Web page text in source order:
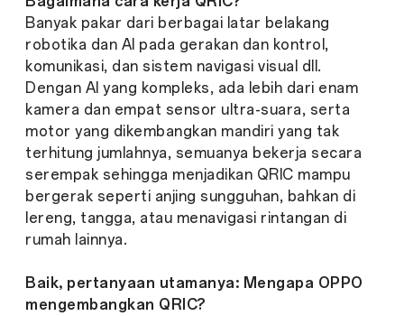
Banyak pakar dari berbagai latar belakang
robotika dan AI pada gerakan dan kontrol,
komunikasi, dan sistem navigasi visual dll.
Dengan AI yang kompleks, ada lebih dari enam
kamera dan empat sensor ultra-suara, serta
motor yang dikembangkan mandiri yang tak
terhitung jumlahnya, semuanya bekerja secara
serempak sehingga menjadikan QRIC mampu
bergerak seperti anjing sungguhan, bahkan di
lereng, tangga, atau menavigasi rintangan di
rumah lainnya.
Baik, pertanyaan utamanya: Mengapa OPPO
mengembangkan QRIC?